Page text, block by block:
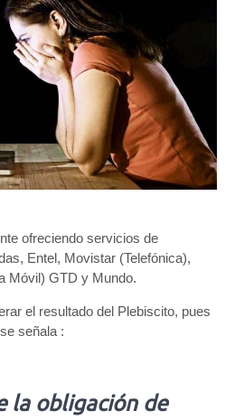
ofreciendo servicios de
Entel, Movistar (Telefónica),
Móvil) GTD y Mundo.
el resultado del Plebiscito, pues
señala :
la obligación de